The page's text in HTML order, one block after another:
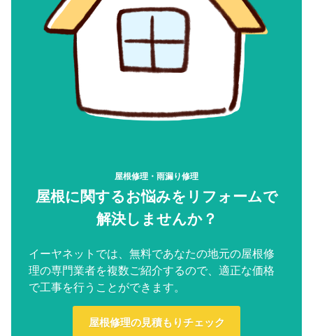
屋根修理・雨漏り修理
屋根に関するお悩みをリフォームで
解決しませんか？
イーヤネットでは、無料であなたの地元の屋根修
理の専門業者を複数ご紹介するので、適正な価格
で工事を行うことができます。
屋根修理の見積もりチェック